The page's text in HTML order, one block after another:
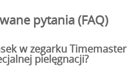
pytania (FAQ)
w zegarku Timemaster
pielęgnacji?